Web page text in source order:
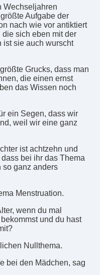
Wechseljahren
Aufgabe der
nach wie vor antiktiert
sich eben mit der
ist sie auch wurscht
Grucks, dass man
die einen ernst
das Wissen noch
ein Segen, dass wir
weil wir eine ganz
ist achtzehn und
bei ihr das Thema
so ganz anders
Menstruation.
wenn du mal
und du hast
Nullthema.
bei den Mädchen, sag